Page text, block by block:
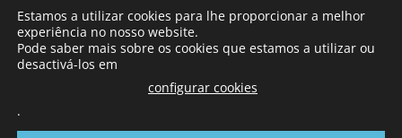
Continental e assinatura online.
SIGA-NOS
Estamos a utilizar cookies para lhe proporcionar a melhor
experiência no nosso website.
Pode saber mais sobre os cookies que estamos a utilizar ou
desactivá-los em
configurar cookies
.